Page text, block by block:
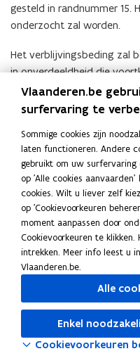
gesteld in randnummer 15.
onderzocht zal worden.
Het verblijvingsbeding zal
in onverdeeldheid die
gemeenschap. Deze
ontbonden, aangezien
niet meegedeeld welke de
gemeenschappelijk zijn
huwelijksstelsel in
Onderzoek fiscaal
Elk contract dat is
worden aan de
geen fiscaal misbruik uit
aan ten grondslag liggen.
belastingplichtige niet kan
verrichting(en) ook niet-
deze niet-fiscale
fiscale motieven.
Vlaanderen.be
surfervaring te
Sommige cookies zijn
laten functioneren. Andere
gebruikt om uw
op 'Alle cookies
cookies. Wilt u liever zelf
op 'Cookievoorkeuren
moment aanpassen door
Cookievoorkeuren te
intrekken. Meer info leest u
Vlaanderen.be.
Alle
Enkel
Cookievoorkeuren